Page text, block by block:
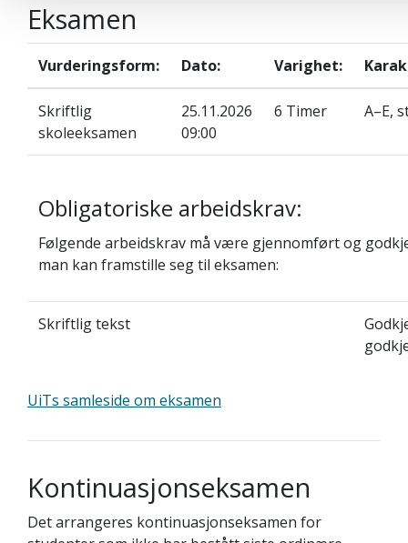
Eksamen
Vurderingsform: Dato: Varighet:
Skriftlig
skoleeksamen
25.11.2026
09:00
6 Timer A–E,
Obligatoriske arbeidskrav:
Følgende arbeidskrav må være gjennomført og
man kan framstille seg til eksamen:
Skriftlig tekst
UiTs samleside om eksamen
Kontinuasjonseksamen
Det arrangeres kontinuasjonseksamen for